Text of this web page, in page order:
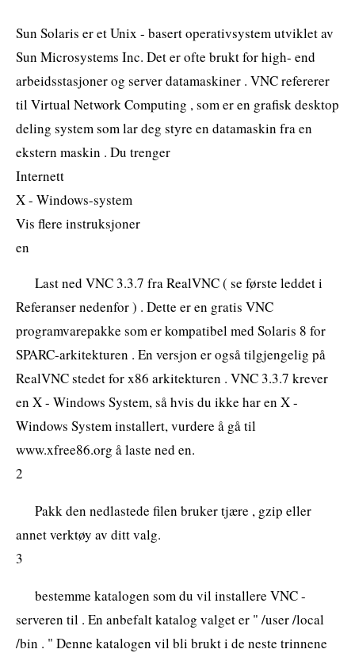
Sun Solaris er et Unix - basert operativsystem utviklet av
Sun Microsystems Inc. Det er ofte brukt for high- end
arbeidsstasjoner og server datamaskiner . VNC refererer
til Virtual Network Computing , som er en grafisk desktop
deling system som lar deg styre en datamaskin fra en
ekstern maskin . Du trenger
Internett
X - Windows-system
Vis flere instruksjoner
en
Last ned VNC 3.3.7 fra RealVNC ( se første leddet i
Referanser nedenfor ) . Dette er en gratis VNC
programvarepakke som er kompatibel med Solaris 8 for
SPARC-arkitekturen . En versjon er også tilgjengelig på
RealVNC stedet for x86 arkitekturen . VNC 3.3.7 krever
en X - Windows System, så hvis du ikke har en X -
Windows System installert, vurdere å gå til
www.xfree86.org å laste ned en.
2
Pakk den nedlastede filen bruker tjære , gzip eller
annet verktøy av ditt valg.
3
bestemme katalogen som du vil installere VNC -
serveren til . En anbefalt katalog valget er " /user /local
/bin . " Denne katalogen vil bli brukt i de neste trinnene